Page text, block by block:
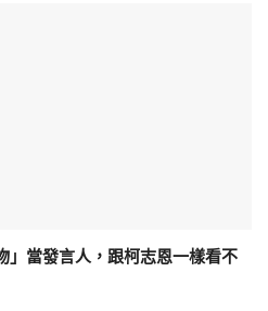
」當發言人，跟柯志恩一樣看不